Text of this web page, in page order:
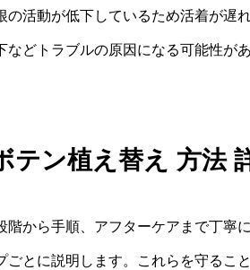
の活動が低下しているため活着が遅
どトラブルの原因になる可能性があ
テン植え替え 方法
から手順、アフターケアまで丁寧
ごとに説明します。これらを守るこ